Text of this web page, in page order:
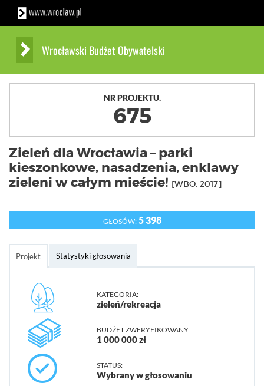
Wrocławski Budżet Obywatelski
NR PROJEKTU.
675
Zieleń dla Wrocławia – parki
kieszonkowe, nasadzenia, enklawy
zieleni w całym mieście! [WBO. 2017]
GŁOSÓW:5 398
Projekt Statystyki głosowania
KATEGORIA:
zieleń/rekreacja
BUDŻET ZWERYFIKOWANY:
1 000 000 zł
STATUS:
Wybrany w głosowaniu